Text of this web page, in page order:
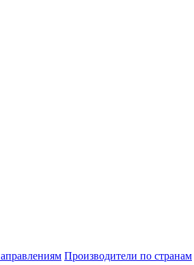
Производители по странам